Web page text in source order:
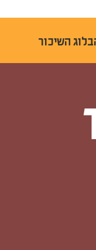
השיכור